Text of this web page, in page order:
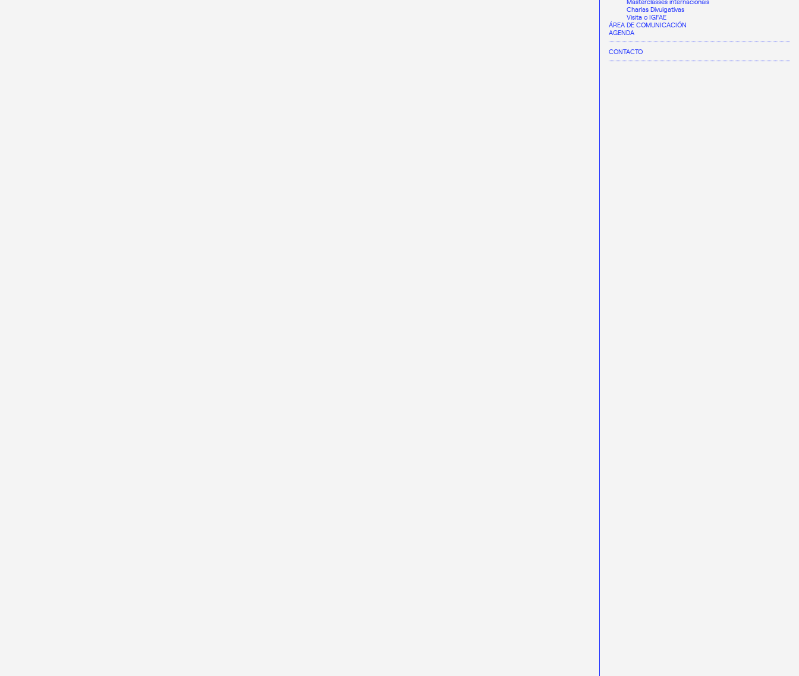
Charlas Divulgativas
Visita o IGFAE
ÁREA DE COMUNICACIÓN
AGENDA
CONTACTO